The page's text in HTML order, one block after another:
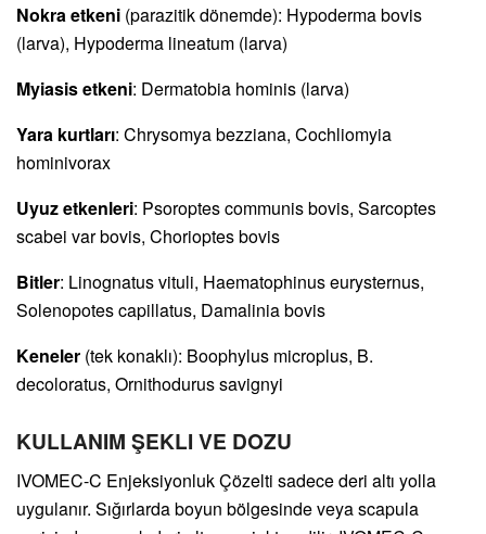
Nokra etkeni (parazitik dönemde): Hypoderma bovis
(larva), Hypoderma lineatum (larva)
Myiasis etkeni: Dermatobia hominis (larva)
Yara kurtları: Chrysomya bezziana, Cochliomyia
hominivorax
Uyuz etkenleri: Psoroptes communis bovis, Sarcoptes
scabei var bovis, Chorioptes bovis
Bitler: Linognatus vituli, Haematophinus eurysternus,
Solenopotes capillatus, Damalinia bovis
Keneler (tek konaklı): Boophylus microplus, B.
decoloratus, Ornithodurus savignyi
KULLANIM ŞEKLI VE DOZU
IVOMEC-C Enjeksiyonluk Çözelti sadece deri altı yolla
uygulanır. Sığırlarda boyun bölgesinde veya scapula